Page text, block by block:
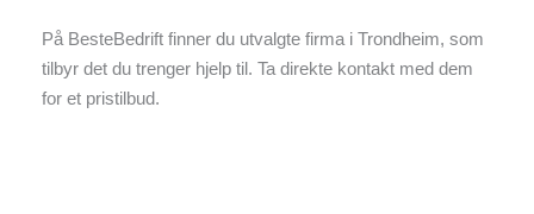
På BesteBedrift finner du utvalgte firma i Trondheim, som
tilbyr det du trenger hjelp til. Ta direkte kontakt med dem
for et pristilbud.